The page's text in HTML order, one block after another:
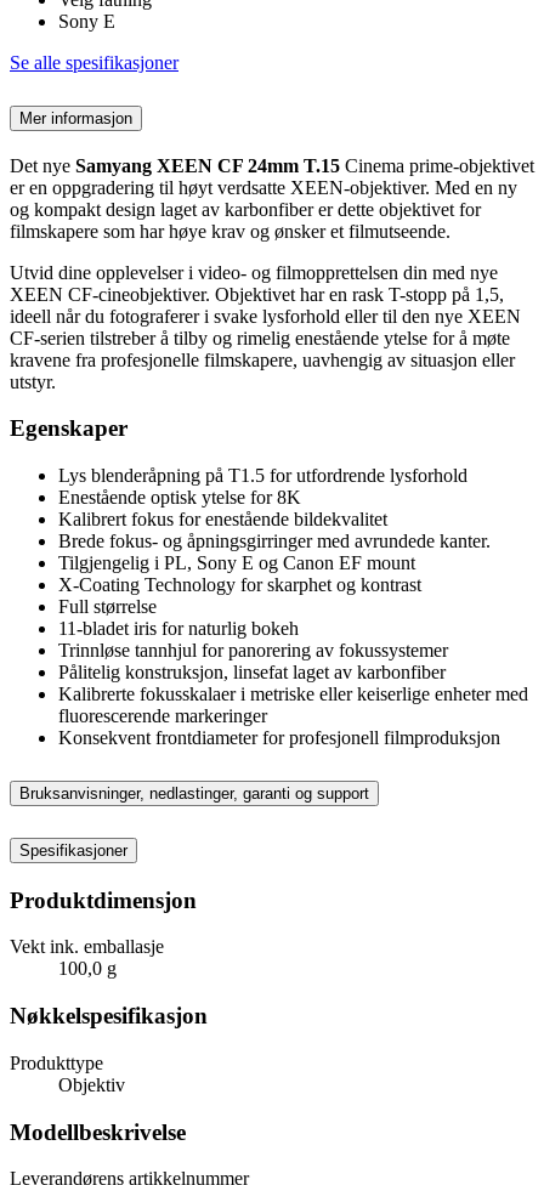
Sony E
Se alle spesifikasjoner
Mer informasjon
Det nye Samyang XEEN CF 24mm T.15 Cinema prime-objektivet
er en oppgradering til høyt verdsatte XEEN-objektiver. Med en ny
og kompakt design laget av karbonfiber er dette objektivet for
filmskapere som har høye krav og ønsker et filmutseende.
Utvid dine opplevelser i video- og filmopprettelsen din med nye
XEEN CF-cineobjektiver. Objektivet har en rask T-stopp på 1,5,
ideell når du fotograferer i svake lysforhold eller til den nye XEEN
CF-serien tilstreber å tilby og rimelig enestående ytelse for å møte
kravene fra profesjonelle filmskapere, uavhengig av situasjon eller
utstyr.
Egenskaper
Lys blenderåpning på T1.5 for utfordrende lysforhold
Enestående optisk ytelse for 8K
Kalibrert fokus for enestående bildekvalitet
Brede fokus- og åpningsgirringer med avrundede kanter.
Tilgjengelig i PL, Sony E og Canon EF mount
X-Coating Technology for skarphet og kontrast
Full størrelse
11-bladet iris for naturlig bokeh
Trinnløse tannhjul for panorering av fokussystemer
Pålitelig konstruksjon, linsefat laget av karbonfiber
Kalibrerte fokusskalaer i metriske eller keiserlige enheter med
fluorescerende markeringer
Konsekvent frontdiameter for profesjonell filmproduksjon
Bruksanvisninger, nedlastinger, garanti og support
Spesifikasjoner
Produktdimensjon
Vekt ink. emballasje
100,0 g
Nøkkelspesifikasjon
Produkttype
Objektiv
Modellbeskrivelse
Leverandørens artikkelnummer